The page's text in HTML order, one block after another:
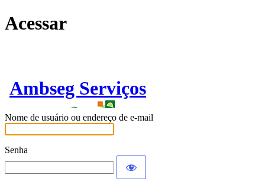
Acessar
Ambseg Serviços
Nome de usuário ou endereço de e-mail
Senha